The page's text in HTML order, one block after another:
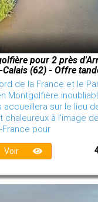
pour 2 près
(62) - Offre
de la France et le
Montgolfière
accueillera sur le lieu
chaleureux à l’image
France pour
Voir